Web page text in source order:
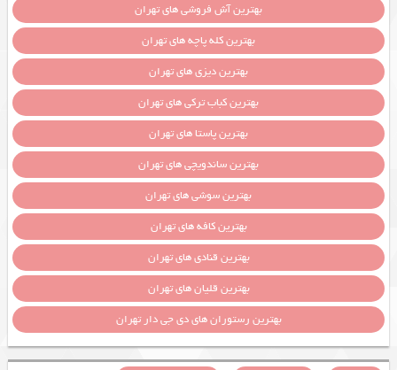
بهترین آش فروشی های تهران
بهترین کله پاچه های تهران
بهترین دیزی های تهران
بهترین کباب ترکی های تهران
بهترین پاستا های تهران
بهترین ساندویچی های تهران
بهترین سوشی های تهران
بهترین کافه های تهران
بهترین قنادی های تهران
بهترین قلیان های تهران
بهترین رستوران های دی جی دار تهران